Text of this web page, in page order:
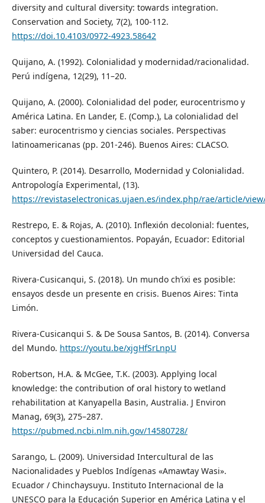
diversity and cultural diversity: towards integration.
Conservation and Society, 7(2), 100-112.
https://doi.10.4103/0972-4923.58642
Quijano, A. (1992). Colonialidad y modernidad/racionalidad.
Perú indígena, 12(29), 11–20.
Quijano, A. (2000). Colonialidad del poder, eurocentrismo y
América Latina. En Lander, E. (Comp.), La colonialidad del
saber: eurocentrismo y ciencias sociales. Perspectivas
latinoamericanas (pp. 201-246). Buenos Aires: CLACSO.
Quintero, P. (2014). Desarrollo, Modernidad y Colonialidad.
Antropología Experimental, (13).
https://revistaselectronicas.ujaen.es/index.php/rae/article/
Restrepo, E. & Rojas, A. (2010). Inflexión decolonial: fuentes,
conceptos y cuestionamientos. Popayán, Ecuador: Editorial
Universidad del Cauca.
Rivera-Cusicanqui, S. (2018). Un mundo ch’ixi es posible:
ensayos desde un presente en crisis. Buenos Aires: Tinta
Limón.
Rivera-Cusicanqui S. & De Sousa Santos, B. (2014). Conversa
del Mundo. https://youtu.be/xjgHfSrLnpU
Robertson, H.A. & McGee, T.K. (2003). Applying local
knowledge: the contribution of oral history to wetland
rehabilitation at Kanyapella Basin, Australia. J Environ
Manag, 69(3), 275–287.
https://pubmed.ncbi.nlm.nih.gov/14580728/
Sarango, L. (2009). Universidad Intercultural de las
Nacionalidades y Pueblos Indígenas «Amawtay Wasi».
Ecuador / Chinchaysuyu. Instituto Internacional de la
UNESCO para la Educación Superior en América Latina y el